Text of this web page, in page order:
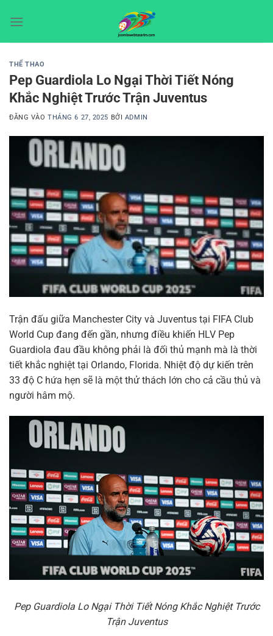
qua
THỂ THAO
Pep Guardiola Lo Ngại Thời Tiết Nóng
Khắc Nghiệt Trước Trận Juventus
ĐĂNG VÀOTHÁNG 6 27, 2025 BỞI ADMIN
Trận đấu giữa Manchester City và Juventus tại FIFA Club
World Cup đang đến gần, nhưng điều khiến HLV Pep
Guardiola đau đầu không phải là đối thủ mạnh mà là thời
tiết khắc nghiệt tại Orlando, Florida. Nhiệt độ dự kiến trên
33 độ C hứa hẹn sẽ là một thử thách lớn cho cả cầu thủ và
người hâm mộ.
Pep Guardiola Lo Ngại Thời Tiết Nóng Khắc Nghiệt Trước
Trận Juventus